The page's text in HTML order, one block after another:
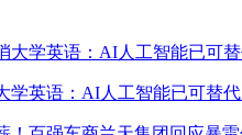
学英语：AI人工智能已可替